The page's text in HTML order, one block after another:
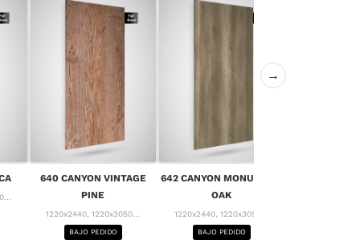
640 CANYON VINTAGE
PINE
1220x2440, 1220x3050...
BAJO PEDIDO
642 CANYON MONUMENT
OAK
1220x2440, 1220x3050...
BAJO PEDIDO
→